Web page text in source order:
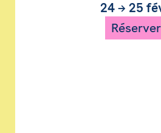
24→ 25
Réserver